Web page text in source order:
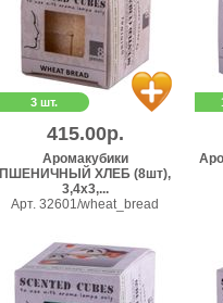
3 шт.
415.00р.
Аромакубики
ПШЕНИЧНЫЙ ХЛЕБ (8шт),
3,4х3,...
Арт. 32601/wheat_bread